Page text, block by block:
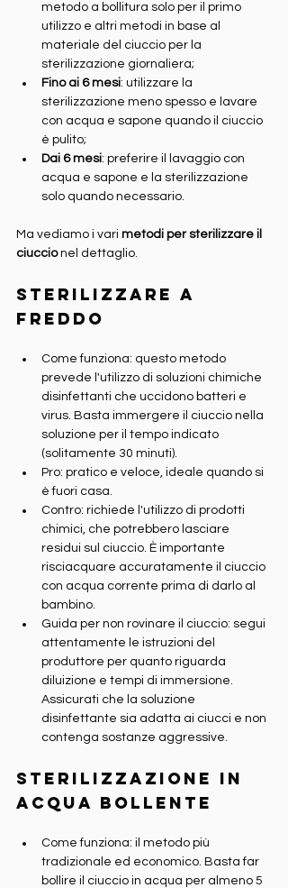
metodo a bollitura solo per il primo
utilizzo e altri metodi in base al
materiale del ciuccio per la
sterilizzazione giornaliera;
Fino ai 6 mesi: utilizzare la
sterilizzazione meno spesso e lavare
con acqua e sapone quando il ciuccio
è pulito;
Dai 6 mesi: preferire il lavaggio con
acqua e sapone e la sterilizzazione
solo quando necessario.
Ma vediamo i vari metodi per sterilizzare il
ciuccio nel dettaglio.
Sterilizzare a
freddo
Come funziona: questo metodo
prevede l'utilizzo di soluzioni chimiche
disinfettanti che uccidono batteri e
virus. Basta immergere il ciuccio nella
soluzione per il tempo indicato
(solitamente 30 minuti).
Pro: pratico e veloce, ideale quando si
è fuori casa.
Contro: richiede l'utilizzo di prodotti
chimici, che potrebbero lasciare
residui sul ciuccio. È importante
risciacquare accuratamente il ciuccio
con acqua corrente prima di darlo al
bambino.
Guida per non rovinare il ciuccio: segui
attentamente le istruzioni del
produttore per quanto riguarda
diluizione e tempi di immersione.
Assicurati che la soluzione
disinfettante sia adatta ai ciucci e non
contenga sostanze aggressive.
Sterilizzazione in
acqua bollente
Come funziona: il metodo più
tradizionale ed economico. Basta far
bollire il ciuccio in acqua per almeno 5